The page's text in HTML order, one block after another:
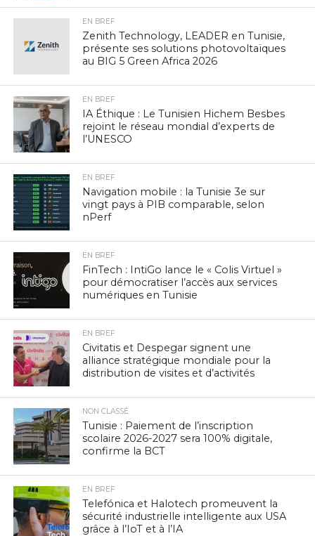
EN BREF
Zenith Technology, LEADER en Tunisie,
présente ses solutions photovoltaïques
au BIG 5 Green Africa 2026
EN BREF
IA Éthique : Le Tunisien Hichem Besbes
rejoint le réseau mondial d’experts de
l’UNESCO
EN BREF
Navigation mobile : la Tunisie 3e sur
vingt pays à PIB comparable, selon
nPerf
EN BREF
FinTech : IntiGo lance le « Colis Virtuel »
pour démocratiser l’accès aux services
numériques en Tunisie
EN BREF
Civitatis et Despegar signent une
alliance stratégique mondiale pour la
distribution de visites et d’activités
NON CLASSÉ
Tunisie : Paiement de l’inscription
scolaire 2026-2027 sera 100% digitale,
confirme la BCT
EN BREF
Telefónica et Halotech promeuvent la
sécurité industrielle intelligente aux USA
grâce à l’IoT et à l’IA